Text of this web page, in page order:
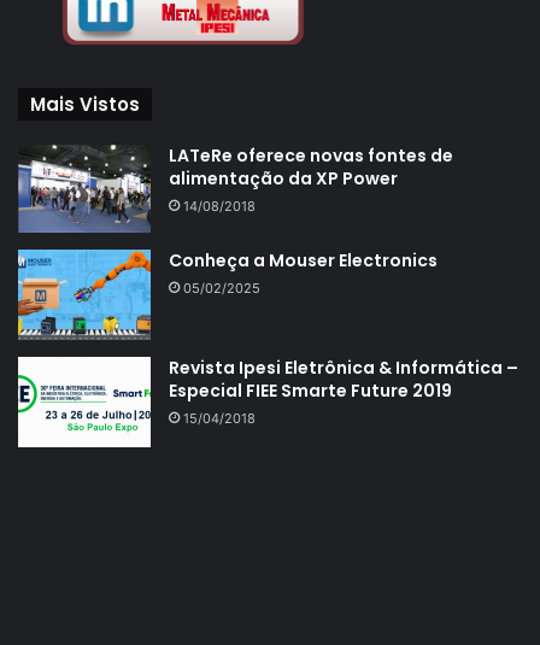
Mais Vistos
LATeRe oferece novas fontes de
alimentação da XP Power
14/08/2018
Conheça a Mouser Electronics
05/02/2025
Revista Ipesi Eletrônica & Informática –
Especial FIEE Smarte Future 2019
15/04/2018